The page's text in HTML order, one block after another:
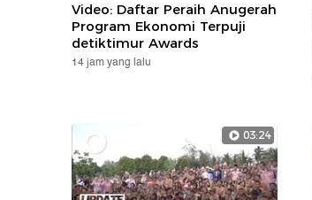
Video: Daftar Peraih Anugerah
Program Ekonomi Terpuji
detiktimur Awards
14 jam yang lalu
03:24